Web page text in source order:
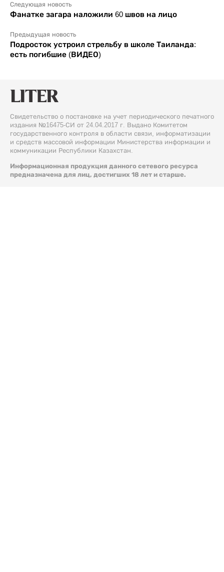
Следующая новость
Фанатке загара наложили 60 швов на лицо
Предыдущая новость
Подросток устроил стрельбу в школе Таиланда:
есть погибшие (ВИДЕО)
Свидетельство о постановке на учет периодического печатного
издания №16475-СИ от 24.04.2017 г. Выдано Комитетом
государственного контроля в области связи, информатизации
и средств массовой информации Министерства информации и
коммуникации Республики Казахстан.
Информационная продукция данного сетевого ресурса
предназначена для лиц, достигших 18 лет и старше.